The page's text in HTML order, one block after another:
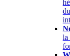
la